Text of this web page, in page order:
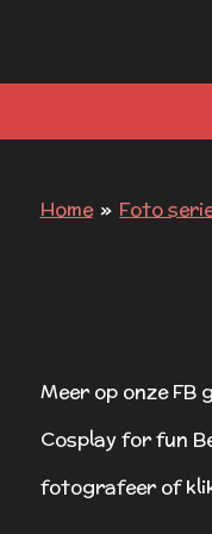
naar
hoofdinhoud
Home » Foto
Meer op onze FB
Cosplay for fun
fotografeer of